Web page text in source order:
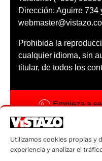
Dirección: Aguirre 734
Prohibida la
cualquier idioma, sin
titular, de todos los
Empieza a
Código ética
Utilizamos cookies propias y
experiencia y analizar el